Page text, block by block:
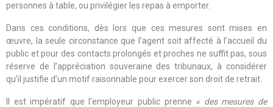
personnes à table, ou privilégier les repas à emporter.
Dans ces conditions, dès lors que ces mesures sont mises en
œuvre, la seule circonstance que l’agent soit affecté à l’accueil du
public et pour des contacts prolongés et proches ne suffit pas, sous
réserve de l’appréciation souveraine des tribunaux, à considérer
qu’il justifie d’un motif raisonnable pour exercer son droit de retrait.
Il est impératif que l’employeur public prenne « des mesures de